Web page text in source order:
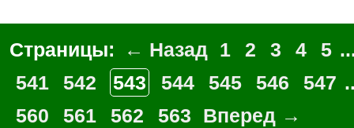
Страницы: ← Назад 1 2 3 4 5
541
542 543 544 545 546 547
560
561 562 563 Вперед →